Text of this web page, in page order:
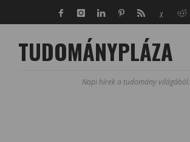
TUDOMÁNYPLÁZA
Napi hírek a tudomány világából.